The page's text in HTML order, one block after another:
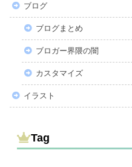
ブログ
ブログまとめ
ブロガー界隈の闇
カスタマイズ
イラスト
Tag